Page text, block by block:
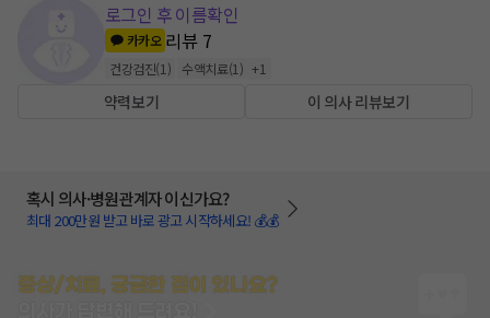
로그인 후 이름확인
카카오 리뷰 7
건강검진(1 ) 수액치료(1 ) +1
약력보기 이 의사 리뷰보기
혹시 의사·병원관계자 이신가요?
최대 200만원 받고 바로 광고 시작하세요! 💰💰
증상/치료, 궁금한 점이 있나요?